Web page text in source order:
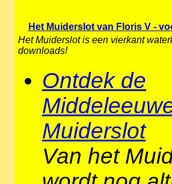
Het Muiderslot van Floris V -
Het Muiderslot is een vierkant
downloads!
Ontdek de
Muiderslot
Van het